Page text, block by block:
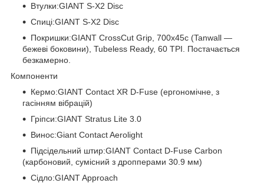
Втулки:GIANT S-X2 Disc
Спиці:GIANT S-X2 Disc
Покришки:GIANT CrossCut Grip, 700x45c (Tanwall —
бежеві боковини), Tubeless Ready, 60 TPI. Постачається
безкамерно.
Компоненти
Кермо:GIANT Contact XR D-Fuse (ергономічне, з
гасінням вібрацій)
Гріпси:GIANT Stratus Lite 3.0
Винос:Giant Contact Aerolight
Підсідельний штир:GIANT Contact D-Fuse Carbon
(карбоновий, сумісний з дропперами 30.9 мм)
Сідло:GIANT Approach